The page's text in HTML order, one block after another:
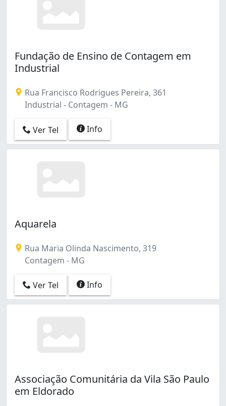
Fundação de Ensino de Contagem em
Industrial
Rua Francisco Rodrigues Pereira, 361
Industrial - Contagem - MG
Ver Tel Info
Aquarela
Rua Maria Olinda Nascimento, 319
Contagem - MG
Ver Tel Info
Associação Comunitária da Vila São Paulo
em Eldorado